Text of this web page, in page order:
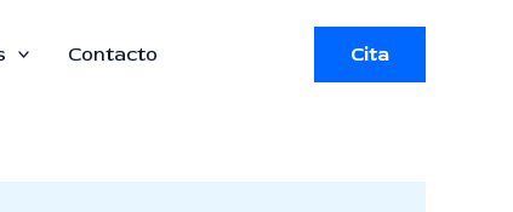
Contacto Cita